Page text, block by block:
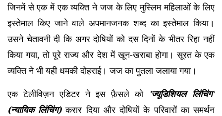
जिनमें से एक में एक व्यक्ति ने जज के लिए मुस्लिम महिलाओं के लिए
इस्तेमाल किए जाने वाले अपमानजनक शब्द का इस्तेमाल किया।
उसने चेतावनी दी कि अगर दोषियों को दस दिनों के भीतर रिहा नहीं
किया गया, तो पूरे राज्य और देश में खून-खराबा होगा। सूरत के एक
व्यक्ति ने भी यही धमकी दोहराई। जज का पुतला जलाया गया।
एक टेलीविज़न एडिटर ने इस फ़ैसले को 'ज्यूडिशियल लिंचिंग'
(न्यायिक लिंचिंग)करार दिया और दोषियों के परिवारों का समर्थन